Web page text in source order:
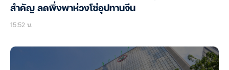
สำคัญ ลดพึ่งพาห่วงโซ่อุปทานจีน
15:52 น.